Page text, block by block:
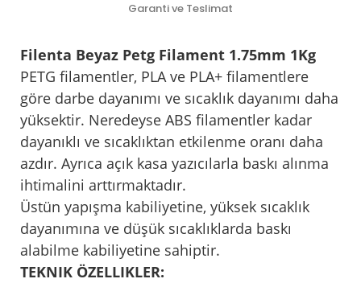
Garanti ve Teslimat
Filenta Beyaz Petg Filament 1.75mm 1Kg
PETG filamentler, PLA ve PLA+ filamentlere
göre darbe dayanımı ve sıcaklık dayanımı daha
yüksektir. Neredeyse ABS filamentler kadar
dayanıklı ve sıcaklıktan etkilenme oranı daha
azdır. Ayrıca açık kasa yazıcılarla baskı alınma
ihtimalini arttırmaktadır.
Üstün yapışma kabiliyetine, yüksek sıcaklık
dayanımına ve düşük sıcaklıklarda baskı
alabilme kabiliyetine sahiptir.
TEKNIK ÖZELLIKLER: